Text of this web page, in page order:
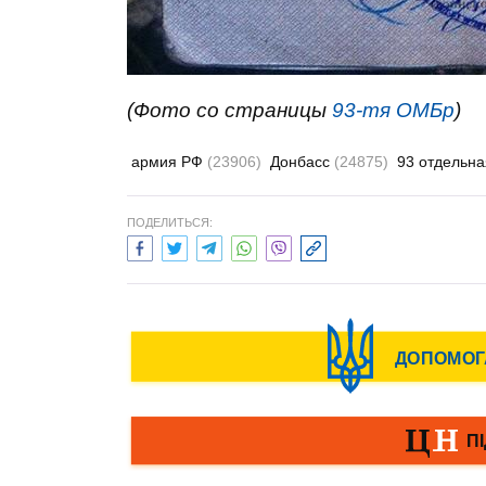
(Фото со страницы 93-тя ОМБр)
армия РФ (23906) Донбасс (24875) 93
ПОДЕЛИТЬСЯ: